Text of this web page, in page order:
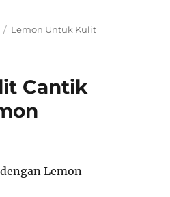
Tags
Lemon Untuk Kulit
Cantik
Lemon